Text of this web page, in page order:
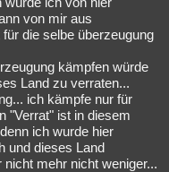
von mir aus
die selbe überzeugung
kämpfen würde
Land zu verraten...
ich kämpfe nur für
"Verrat" ist in diesem
ich wurde hier
und dieses Land
mehr nicht weniger...